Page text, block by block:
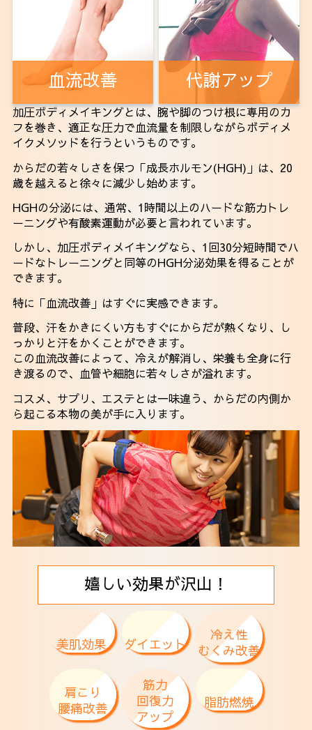
血流改善 代謝アップ
加圧ボディメイキングとは、腕や脚のつけ根に専用のカ
フを巻き、適正な圧力で血流量を制限しながらボディメ
イクメソッドを行うというものです。
からだの若々しさを保つ「成長ホルモン(HGH)」は、20
歳を越えると徐々に減少し始めます。
HGHの分泌には、通常、1時間以上のハードな筋力トレ
ーニングや有酸素運動が必要と言われています。
しかし、加圧ボディメイキングなら、1回30分短時間でハ
ードなトレーニングと同等のHGH分泌効果を得ることが
できます。
特に「血流改善」はすぐに実感できます。
普段、汗をかきにくい方もすぐにからだが熱くなり、し
っかりと汗をかくことができます。
この血流改善によって、冷えが解消し、栄養も全身に行
き渡るので、血管や細胞に若々しさが溢れます。
コスメ、サプリ、エステとは一味違う、からだの内側か
ら起こる本物の美が手に入ります。
嬉しい効果が沢山！
美肌効果 ダイエット
冷え性
むくみ改善
肩こり
腰痛改善
筋力
回復力
アップ
脂肪燃焼